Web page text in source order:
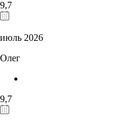
9,7
июль 2026
Олег
9,7